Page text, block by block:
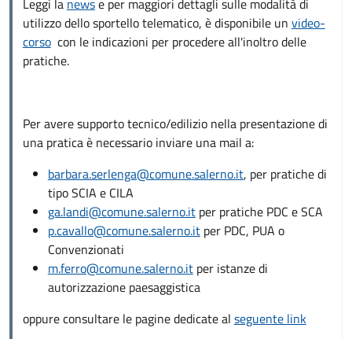
utilizzo dello sportello telematico, è disponibile un video-
corsocon le indicazioni per procedere all'inoltro delle
pratiche.
Per avere supporto tecnico/edilizio nella presentazione di
una pratica è necessario inviare una mail a:
barbara.serlenga@comune.salerno.it, per pratiche di
tipo SCIA e CILA
ga.landi@comune.salerno.itper pratiche PDC e SCA
p.cavallo@comune.salerno.itper PDC, PUA o
Convenzionati
m.ferro@comune.salerno.itper istanze di
autorizzazione paesaggistica
oppure consultare le pagine dedicate al seguente link